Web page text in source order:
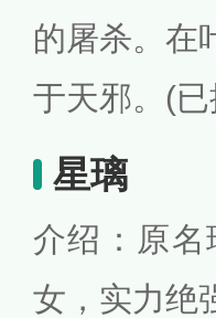
的屠杀。
于天邪。(已
星璃
介绍：原
女，实力绝